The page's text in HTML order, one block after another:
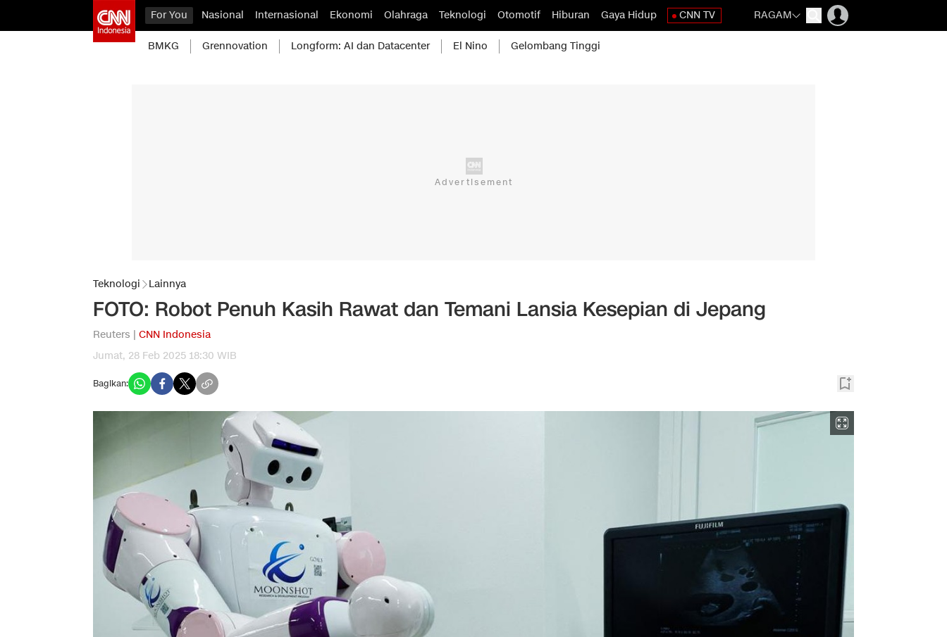
For You Nasional Internasional Ekonomi Olahraga Teknologi Otomotif Hiburan Gaya Hidup CNN TV RAGAM
BMKG Grennovation Longform: AI dan Datacenter El Nino Gelombang Tinggi
Teknologi Lainnya
FOTO: Robot Penuh Kasih Rawat dan Temani Lansia Kesepian di Jepang
Reuters | CNN Indonesia
Jumat, 28 Feb 2025 18:30 WIB
Bagikan: